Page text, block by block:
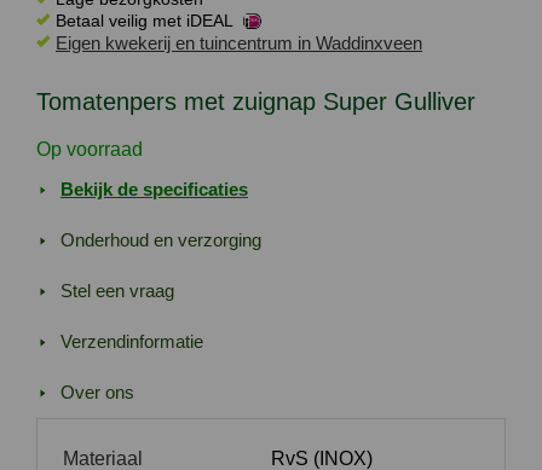
Tomatenpers met zuignap Super Gulliver
Op voorraad
Gulliver
aantal
Betaal veilig met iDEAL
Eigen kwekerij en tuincentrum in Waddinxveen
Bekijk de specificaties
Onderhoud en verzorging
Stel een vraag
Verzendinformatie
Over ons
Materiaal RvS (INOX)